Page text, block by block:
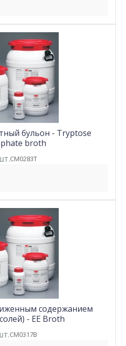
бульон - Tryptose
broth
CM0283T
содержанием
- EE Broth
CM0317B